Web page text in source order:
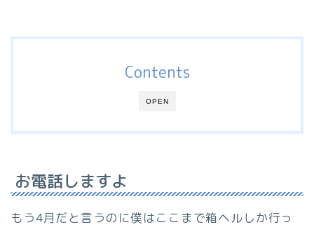
OPEN
Contents
お電話しますよ
もう4月だと言うのに僕はここまで箱ヘルしか行っ